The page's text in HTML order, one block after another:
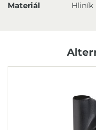
Materiál Hliník